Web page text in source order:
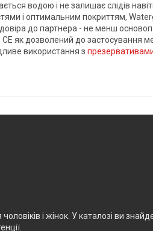
водою і не залишає слідів
і оптимальним покриттям,
до партнера - не менш
як дозволений до застосування
використання з
і жінок. У каталозі ви